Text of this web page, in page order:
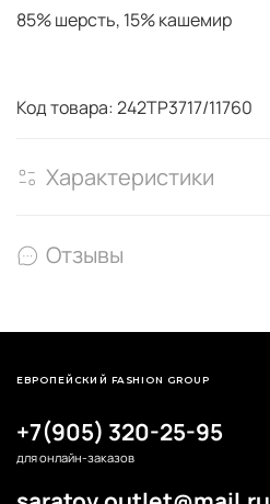
85% шерсть, 15% кашемир
Код товара: 242TP3717/11760
Характеристики
Отзывы
+7(905) 320-25-95
для онлайн-заказов
ЕВРОПЕЙСКИЙ FASHION GROUP